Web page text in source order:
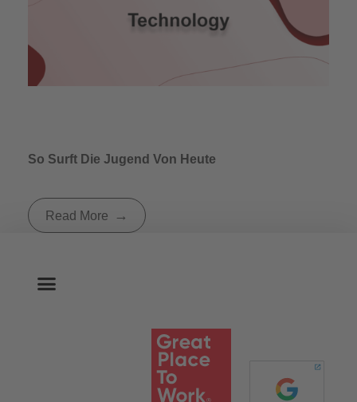
So Surft Die Jugend Von Heute
Read More